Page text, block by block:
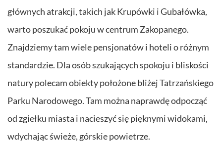
głównych atrakcji, takich jak Krupówki i Gubałówka,
warto poszukać pokoju w centrum Zakopanego.
Znajdziemy tam wiele pensjonatów i hoteli o różnym
standardzie. Dla osób szukających spokoju i bliskości
natury polecam obiekty położone bliżej Tatrzańskiego
Parku Narodowego. Tam można naprawdę odpocząć
od zgiełku miasta i nacieszyć się pięknymi widokami,
wdychając świeże, górskie powietrze.